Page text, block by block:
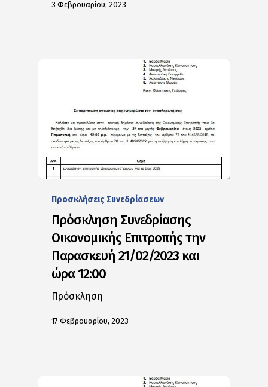
3 Φεβρουαρίου, 2023
Προσκλήσεις Συνεδρίασεων
Πρόσκληση Συνεδρίασης
Οικονομικής Επιτροπής την
Παρασκευή 21/02/2023 και
ώρα 12:00
Πρόσκληση
17 Φεβρουαρίου, 2023